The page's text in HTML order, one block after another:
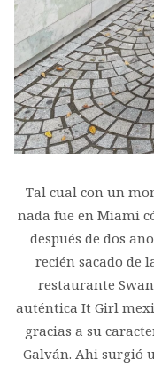
Tal cual con un
nada fue en Miami
después de dos
recién sacado de
restaurante
auténtica It Girl
gracias a su
Galván. Ahi surgió